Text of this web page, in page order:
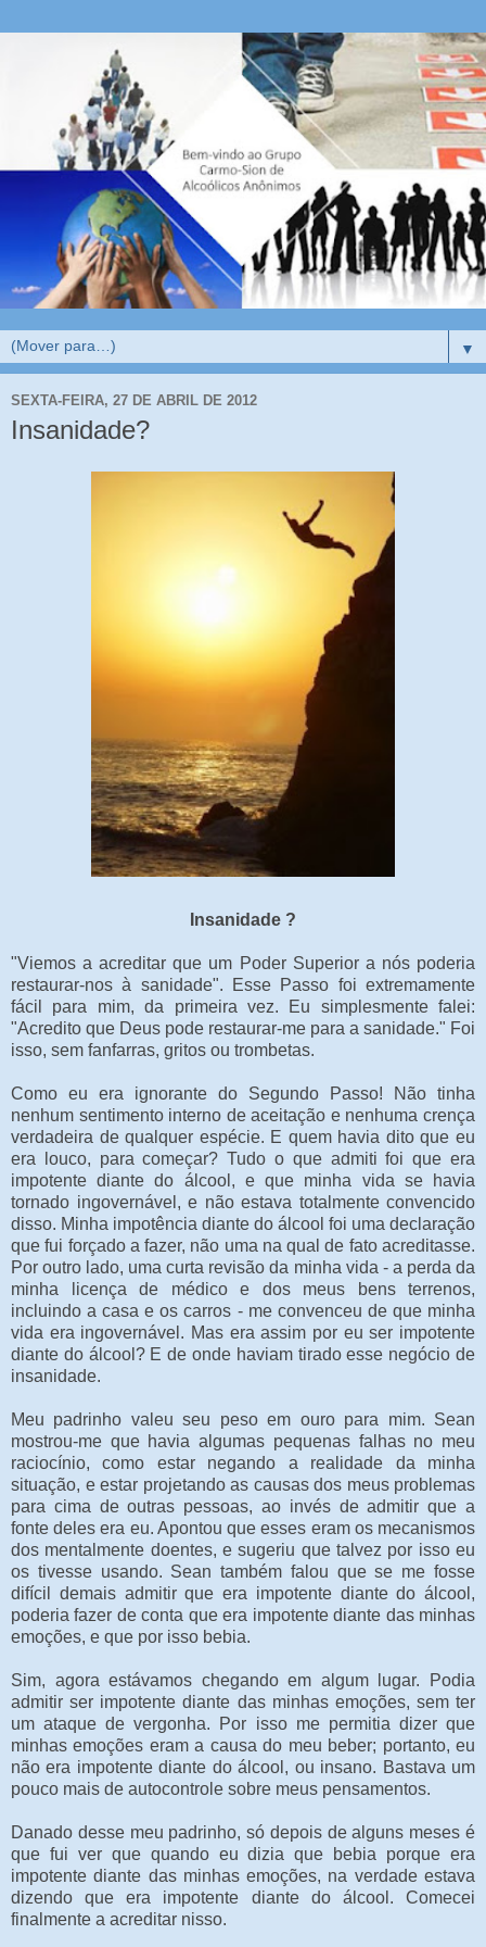
▼
SEXTA-FEIRA, 27 DE ABRIL DE 2012
Insanidade?
Insanidade ?
"Viemos a acreditar que um Poder Superior a nós poderia
restaurar-nos à sanidade". Esse Passo foi extremamente
fácil para mim, da primeira vez. Eu simplesmente falei:
"Acredito que Deus pode restaurar-me para a sanidade." Foi
isso, sem fanfarras, gritos ou trombetas.
Como eu era ignorante do Segundo Passo! Não tinha
nenhum sentimento interno de aceitação e nenhuma crença
verdadeira de qualquer espécie. E quem havia dito que eu
era louco, para começar? Tudo o que admiti foi que era
impotente diante do álcool, e que minha vida se havia
tornado ingovernável, e não estava totalmente convencido
disso. Minha impotência diante do álcool foi uma declaração
que fui forçado a fazer, não uma na qual de fato acreditasse.
Por outro lado, uma curta revisão da minha vida - a perda da
minha licença de médico e dos meus bens terrenos,
incluindo a casa e os carros - me convenceu de que minha
vida era ingovernável. Mas era assim por eu ser impotente
diante do álcool? E de onde haviam tirado esse negócio de
insanidade.
Meu padrinho valeu seu peso em ouro para mim. Sean
mostrou-me que havia algumas pequenas falhas no meu
raciocínio, como estar negando a realidade da minha
situação, e estar projetando as causas dos meus problemas
para cima de outras pessoas, ao invés de admitir que a
fonte deles era eu. Apontou que esses eram os mecanismos
dos mentalmente doentes, e sugeriu que talvez por isso eu
os tivesse usando. Sean também falou que se me fosse
difícil demais admitir que era impotente diante do álcool,
poderia fazer de conta que era impotente diante das minhas
emoções, e que por isso bebia.
Sim, agora estávamos chegando em algum lugar. Podia
admitir ser impotente diante das minhas emoções, sem ter
um ataque de vergonha. Por isso me permitia dizer que
minhas emoções eram a causa do meu beber; portanto, eu
não era impotente diante do álcool, ou insano. Bastava um
pouco mais de autocontrole sobre meus pensamentos.
Danado desse meu padrinho, só depois de alguns meses é
que fui ver que quando eu dizia que bebia porque era
impotente diante das minhas emoções, na verdade estava
dizendo que era impotente diante do álcool. Comecei
finalmente a acreditar nisso.